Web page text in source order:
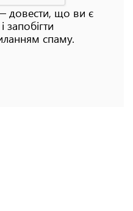
довести, що ви є
запобігти
спаму.